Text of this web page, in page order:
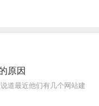
原因
道最近他们有几个网站建